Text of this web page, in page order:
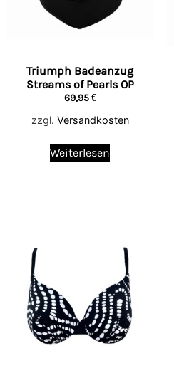
Triumph Badeanzug
Streams of Pearls OP
69,95€
zzgl. Versandkosten
Weiterlesen